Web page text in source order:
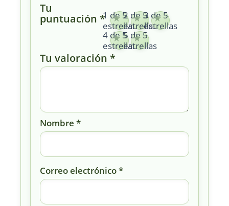
Tu
puntuación *1 de 5
estrellas
2 de 5
estrellas
3 de 5
estrellas
4 de 5
estrellas
5 de 5
estrellas
Tu valoración *
Nombre *
Correo electrónico*